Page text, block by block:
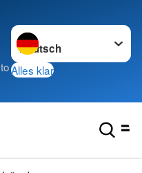
Sprache wechseln zu
Alles klar